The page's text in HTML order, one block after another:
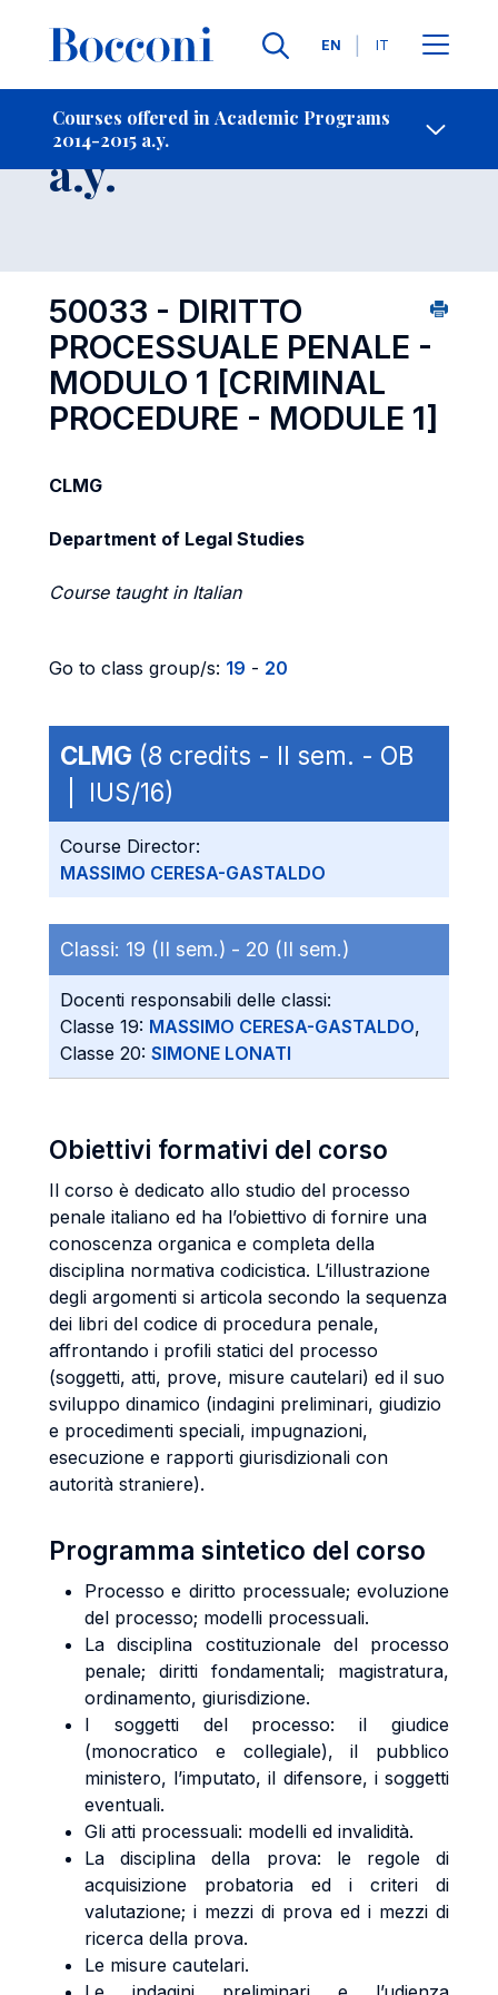
Languages
EN IT
Courses offered in Academic Programs
2014-2015 a.y.
- Contact Us
Course 2014-2015
a.y.
50033 - DIRITTO
PROCESSUALE PENALE -
MODULO 1 [CRIMINAL
PROCEDURE - MODULE 1]
CLMG
Department of Legal Studies
Course taught in Italian
Go to class group/s: 19 - 20
CLMG (8 credits - II sem. - OB
| IUS/16)
Course Director:
MASSIMO CERESA-GASTALDO
Classi: 19 (II sem.) - 20 (II sem.)
Docenti responsabili delle classi:
Classe 19: MASSIMO CERESA-GASTALDO,
Classe 20: SIMONE LONATI
Obiettivi formativi del corso
Il corso è dedicato allo studio del processo
penale italiano ed ha l’obiettivo di fornire una
conoscenza organica e completa della
disciplina normativa codicistica. L’illustrazione
degli argomenti si articola secondo la sequenza
dei libri del codice di procedura penale,
affrontando i profili statici del processo
(soggetti, atti, prove, misure cautelari) ed il suo
sviluppo dinamico (indagini preliminari, giudizio
e procedimenti speciali, impugnazioni,
esecuzione e rapporti giurisdizionali con
autorità straniere).
Programma sintetico del corso
Processo e diritto processuale; evoluzione
del processo; modelli processuali.
La disciplina costituzionale del processo
penale; diritti fondamentali; magistratura,
ordinamento, giurisdizione.
I soggetti del processo: il giudice
(monocratico e collegiale), il pubblico
ministero, l’imputato, il difensore, i soggetti
eventuali.
Gli atti processuali: modelli ed invalidità.
La disciplina della prova: le regole di
acquisizione probatoria ed i criteri di
valutazione; i mezzi di prova ed i mezzi di
ricerca della prova.
Le misure cautelari.